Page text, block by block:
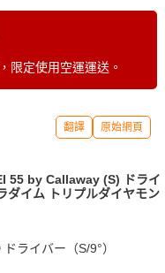
限定使用空運運送。
翻譯 原始網頁
55 by Callaway (S) ドライ
ダイム トリプルダイヤモン
ライバー（S/9°）